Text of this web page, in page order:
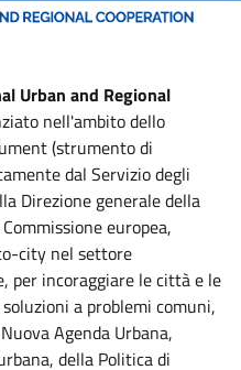
Urban and Regional
nell'ambito dello
(strumento di
dal Servizio degli
Direzione generale della
europea,
city nel settore
per incoraggiare le città e le
a problemi comuni,
Agenda Urbana,
della Politica di